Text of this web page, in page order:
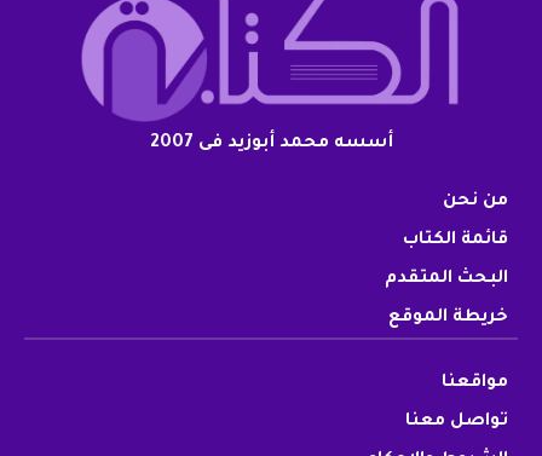
أسسه محمد أبوزيد فى 2007
من نحن
قائمة الكتاب
البحث المتقدم
خريطة الموقع
مواقعنا
تواصل معنا